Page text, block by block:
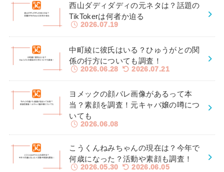
西山ダディダディの元ネタは？話題の
TikTokerは何者か迫る
2026.07.19
中町綾に彼氏はいる？ひゅうがとの関
係の行方についても調査！
2026.06.28 2026.07.21
ヨメックの顔バレ画像があるって本
当？素顔を調査！元キャバ嬢の噂につ
いても
2026.06.08
こうくんねみちゃんの現在は？今年で
何歳になった？活動や素顔も調査！
2026.05.30 2026.06.05